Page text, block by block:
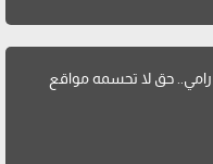
حق لا تحسمه مواقع